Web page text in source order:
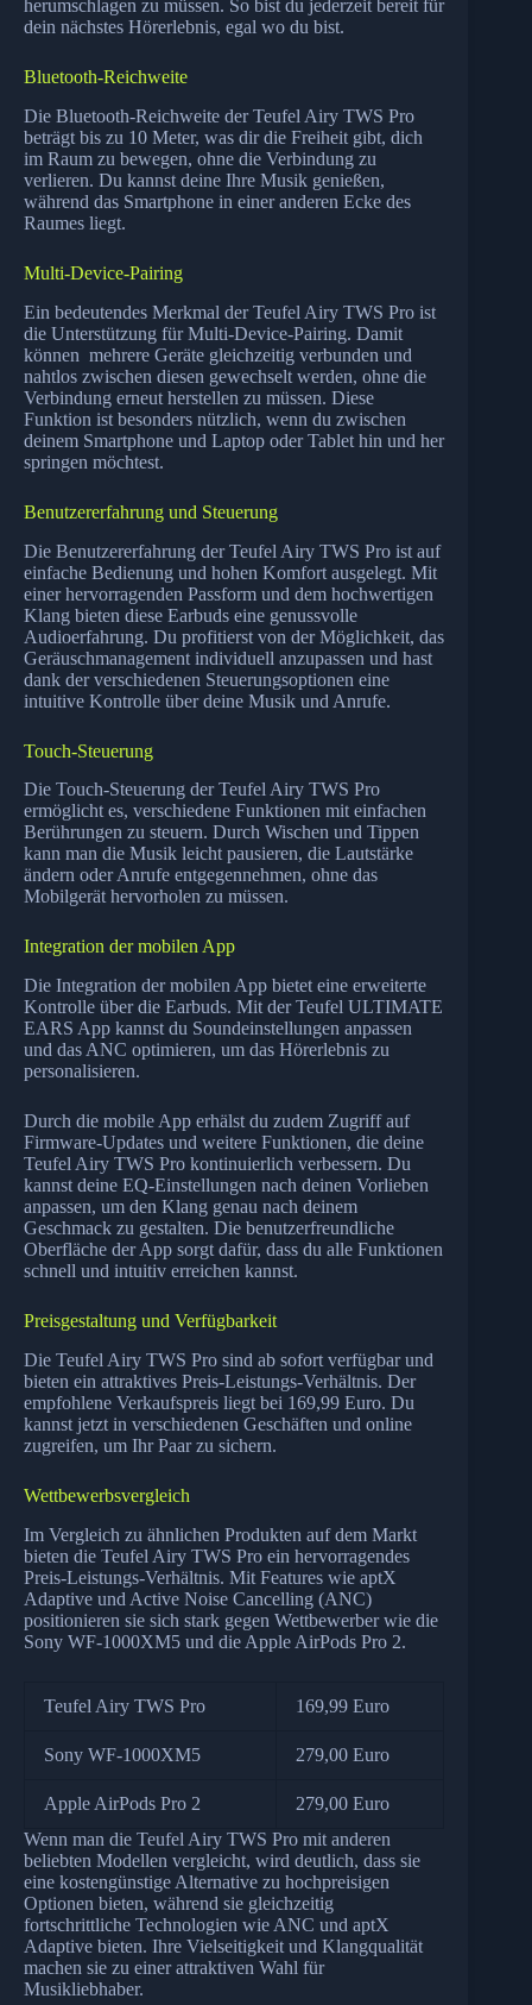
herumschlagen zu müssen. So bist du jederzeit bereit für
dein nächstes Hörerlebnis, egal wo du bist.
Bluetooth-Reichweite
Die Bluetooth-Reichweite der Teufel Airy TWS Pro
beträgt bis zu 10 Meter, was dir die Freiheit gibt, dich
im Raum zu bewegen, ohne die Verbindung zu
verlieren. Du kannst deine Ihre Musik genießen,
während das Smartphone in einer anderen Ecke des
Raumes liegt.
Multi-Device-Pairing
Ein bedeutendes Merkmal der Teufel Airy TWS Pro ist
die Unterstützung für Multi-Device-Pairing. Damit
können mehrere Geräte gleichzeitig verbunden und
nahtlos zwischen diesen gewechselt werden, ohne die
Verbindung erneut herstellen zu müssen. Diese
Funktion ist besonders nützlich, wenn du zwischen
deinem Smartphone und Laptop oder Tablet hin und her
springen möchtest.
Benutzererfahrung und Steuerung
Die Benutzererfahrung der Teufel Airy TWS Pro ist auf
einfache Bedienung und hohen Komfort ausgelegt. Mit
einer hervorragenden Passform und dem hochwertigen
Klang bieten diese Earbuds eine genussvolle
Audioerfahrung. Du profitierst von der Möglichkeit, das
Geräuschmanagement individuell anzupassen und hast
dank der verschiedenen Steuerungsoptionen eine
intuitive Kontrolle über deine Musik und Anrufe.
Touch-Steuerung
Die Touch-Steuerung der Teufel Airy TWS Pro
ermöglicht es, verschiedene Funktionen mit einfachen
Berührungen zu steuern. Durch Wischen und Tippen
kann man die Musik leicht pausieren, die Lautstärke
ändern oder Anrufe entgegennehmen, ohne das
Mobilgerät hervorholen zu müssen.
Integration der mobilen App
Die Integration der mobilen App bietet eine erweiterte
Kontrolle über die Earbuds. Mit der Teufel ULTIMATE
EARS App kannst du Soundeinstellungen anpassen
und das ANC optimieren, um das Hörerlebnis zu
personalisieren.
Durch die mobile App erhälst du zudem Zugriff auf
Firmware-Updates und weitere Funktionen, die deine
Teufel Airy TWS Pro kontinuierlich verbessern. Du
kannst deine EQ-Einstellungen nach deinen Vorlieben
anpassen, um den Klang genau nach deinem
Geschmack zu gestalten. Die benutzerfreundliche
Oberfläche der App sorgt dafür, dass du alle Funktionen
schnell und intuitiv erreichen kannst.
Preisgestaltung und Verfügbarkeit
Die Teufel Airy TWS Pro sind ab sofort verfügbar und
bieten ein attraktives Preis-Leistungs-Verhältnis. Der
empfohlene Verkaufspreis liegt bei 169,99 Euro. Du
kannst jetzt in verschiedenen Geschäften und online
zugreifen, um Ihr Paar zu sichern.
Wettbewerbsvergleich
Im Vergleich zu ähnlichen Produkten auf dem Markt
bieten die Teufel Airy TWS Pro ein hervorragendes
Preis-Leistungs-Verhältnis. Mit Features wie aptX
Adaptive und Active Noise Cancelling (ANC)
positionieren sie sich stark gegen Wettbewerber wie die
Sony WF-1000XM5 und die Apple AirPods Pro 2.
Teufel Airy TWS Pro 169,99 Euro
Sony WF-1000XM5 279,00 Euro
Apple AirPods Pro 2
279,00 Euro
Wenn man die Teufel Airy TWS Pro mit anderen
beliebten Modellen vergleicht, wird deutlich, dass sie
eine kostengünstige Alternative zu hochpreisigen
Optionen bieten, während sie gleichzeitig
fortschrittliche Technologien wie ANC und aptX
Adaptive bieten. Ihre Vielseitigkeit und Klangqualität
machen sie zu einer attraktiven Wahl für
Musikliebhaber.